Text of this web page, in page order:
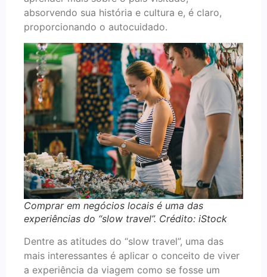
absorvendo sua história e cultura e, é claro,
proporcionando o autocuidado.
Comprar em negócios locais é uma das
experiências do “slow travel”. Crédito: iStock
Dentre as atitudes do “slow travel”, uma das
mais interessantes é aplicar o conceito de viver
a experiência da viagem como se fosse um